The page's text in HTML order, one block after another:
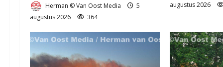
Herman © Van Oost Media
5
augustus 2026
364
augustus 2026